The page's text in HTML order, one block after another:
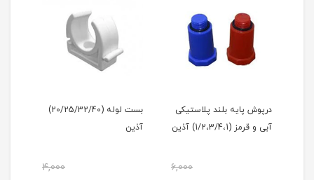
درپوش پایه بلند پلاستیکی
آبی و قرمز (1/2،3/4،1) آذین
6,000
بست لوله (20/25/32/40)
آذین
4,000